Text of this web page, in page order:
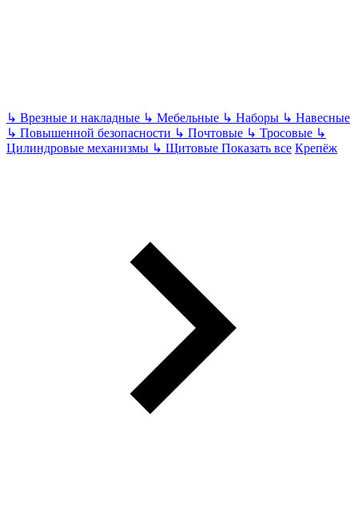
↳ Врезные и накладные ↳ Мебельные ↳ Наборы ↳ Навесные
↳ Повышенной безопасности ↳ Почтовые ↳ Тросовые ↳
Цилиндровые механизмы ↳ Щитовые Показать все Крепёж